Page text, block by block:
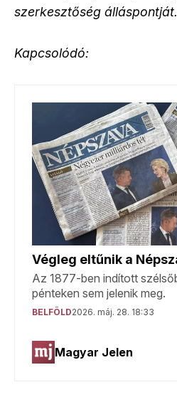
szerkesztőség álláspontját.
Kapcsolódó: